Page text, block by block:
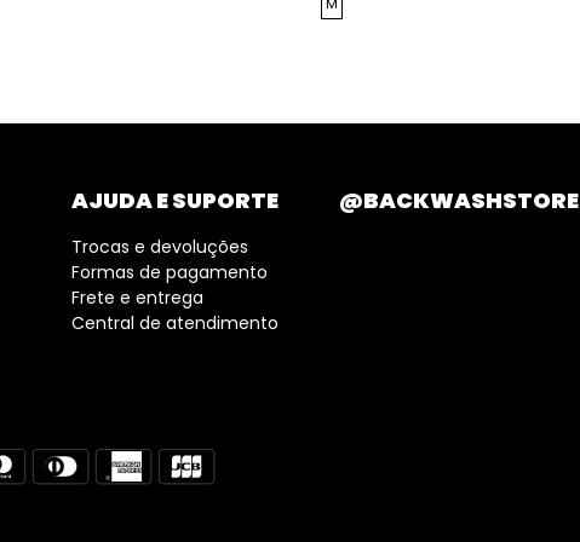
AJUDA E SUPORTE
Trocas e devoluções
Formas de pagamento
Frete e entrega
Central de atendimento
@BACKWASHSTORE